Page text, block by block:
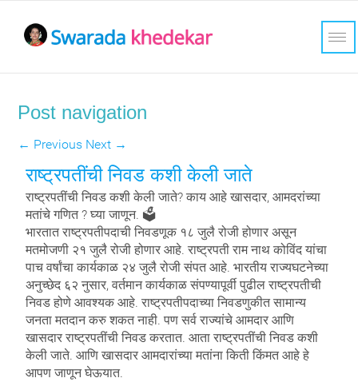
Post navigation
← Previous Next →
राष्ट्रपतींची निवड कशी केली जाते
राष्ट्रपतींची निवड कशी केली जाते? काय आहे खासदार, आमदरांच्या
मतांचे गणित ? घ्या जाणून. 🗳
भारतात राष्ट्रपतीपदाची निवडणूक १८ जुलै रोजी होणार असून
मतमोजणी २१ जुलै रोजी होणार आहे. राष्ट्रपती राम नाथ कोविंद यांचा
पाच वर्षांचा कार्यकाळ २४ जुलै रोजी संपत आहे. भारतीय राज्यघटनेच्या
अनुच्छेद ६२ नुसार, वर्तमान कार्यकाळ संपण्यापूर्वी पुढील राष्ट्रपतीची
निवड होणे आवश्यक आहे. राष्ट्रपतीपदाच्या निवडणुकीत सामान्य
जनता मतदान करु शकत नाही. पण सर्व राज्यांचे आमदार आणि
खासदार राष्ट्रपतींची निवड करतात. आता राष्ट्रपतींची निवड कशी
केली जाते. आणि खासदार आमदारांच्या मतांना किती किंमत आहे हे
आपण जाणून घेऊयात.